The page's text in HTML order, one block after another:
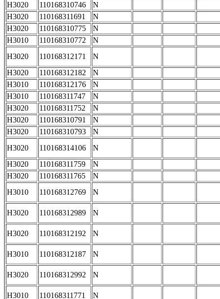
H3020
110168310746
N
H3020
110168311691
N
H3020
110168310775
N
H3010
110168310772
N
H3020
110168312171
N
H3020
110168312182
N
H3010
110168312176
N
H3010
110168311747
N
H3020
110168311752
N
H3020
110168310791
N
H3020
110168310793
N
H3020
110168314106
N
H3020
110168311759
N
H3020
110168311765
N
H3010
110168312769 N
H3020 110168312989 N
H3020 110168312192 N
H3010 110168312187 N
H3020 110168312992 N
H3010 110168311771
N